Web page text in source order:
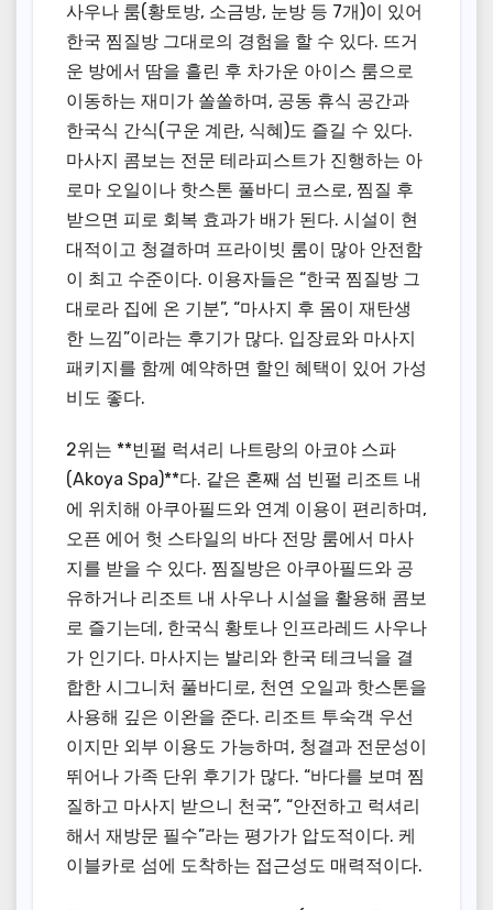
사우나 룸(황토방, 소금방, 눈방 등 7개)이 있어
한국 찜질방 그대로의 경험을 할 수 있다. 뜨거
운 방에서 땀을 흘린 후 차가운 아이스 룸으로
이동하는 재미가 쏠쏠하며, 공동 휴식 공간과
한국식 간식(구운 계란, 식혜)도 즐길 수 있다.
마사지 콤보는 전문 테라피스트가 진행하는 아
로마 오일이나 핫스톤 풀바디 코스로, 찜질 후
받으면 피로 회복 효과가 배가 된다. 시설이 현
대적이고 청결하며 프라이빗 룸이 많아 안전함
이 최고 수준이다. 이용자들은 “한국 찜질방 그
대로라 집에 온 기분”, “마사지 후 몸이 재탄생
한 느낌”이라는 후기가 많다. 입장료와 마사지
패키지를 함께 예약하면 할인 혜택이 있어 가성
비도 좋다.
2위는 **빈펄 럭셔리 나트랑의 아코야 스파
(Akoya Spa)**다. 같은 혼째 섬 빈펄 리조트 내
에 위치해 아쿠아필드와 연계 이용이 편리하며,
오픈 에어 헛 스타일의 바다 전망 룸에서 마사
지를 받을 수 있다. 찜질방은 아쿠아필드와 공
유하거나 리조트 내 사우나 시설을 활용해 콤보
로 즐기는데, 한국식 황토나 인프라레드 사우나
가 인기다. 마사지는 발리와 한국 테크닉을 결
합한 시그니처 풀바디로, 천연 오일과 핫스톤을
사용해 깊은 이완을 준다. 리조트 투숙객 우선
이지만 외부 이용도 가능하며, 청결과 전문성이
뛰어나 가족 단위 후기가 많다. “바다를 보며 찜
질하고 마사지 받으니 천국”, “안전하고 럭셔리
해서 재방문 필수”라는 평가가 압도적이다. 케
이블카로 섬에 도착하는 접근성도 매력적이다.